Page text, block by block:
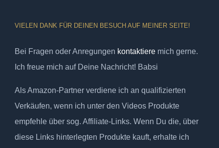
VIELEN DANK FÜR DEINEN BESUCH AUF MEINER SEITE!
Bei Fragen oder Anregungen kontaktiere mich gerne.
Ich freue mich auf Deine Nachricht! Babsi
Als Amazon-Partner verdiene ich an qualifizierten
Verkäufen, wenn ich unter den Videos Produkte
empfehle über sog. Affiliate-Links. Wenn Du die, über
diese Links hinterlegten Produkte kauft, erhalte ich